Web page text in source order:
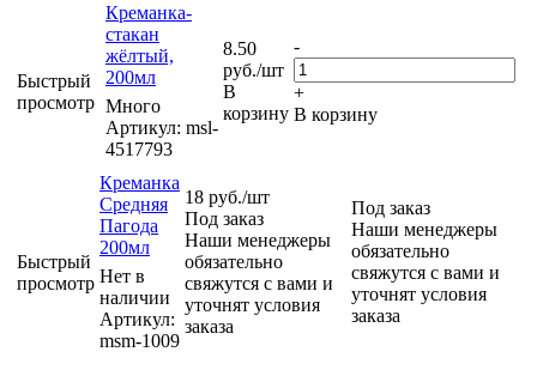
Быстрый
просмотр
Креманка-
стакан
жёлтый,
200мл
Много
Артикул: msl-
4517793
8.50
руб./шт
В
корзину
-
+
В корзину
Быстрый
просмотр
Креманка
Средняя
Пагода
200мл
Нет в
наличии
Артикул:
msm-1009
18 руб./шт
Под заказ
Наши менеджеры
обязательно
свяжутся с вами и
уточнят условия
заказа
Под заказ
Наши менеджеры
обязательно
свяжутся с вами и
уточнят условия
заказа